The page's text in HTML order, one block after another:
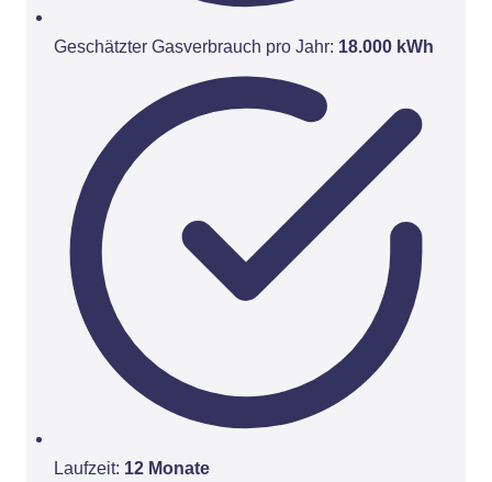
Geschätzter Gasverbrauch pro Jahr: 18.000 kWh
Laufzeit: 12 Monate